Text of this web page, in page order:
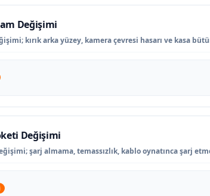
Değişimi
kırık arka yüzey, kamera çevresi hasarı ve kasa
Değişimi
şarj almama, temassızlık, kablo oynatınca şarj